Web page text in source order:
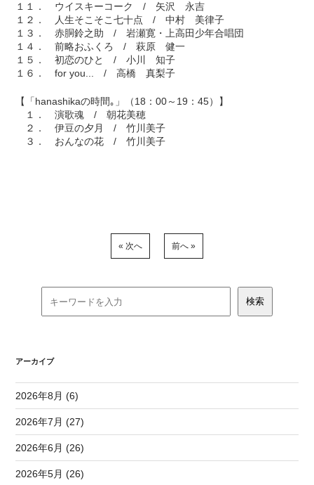
１１． ウイスキーコーク / 矢沢 永吉
１２． 人生そこそこ七十点 / 中村 美律子
１３． 赤胴鈴之助 / 岩瀬寛・上高田少年合唱団
１４． 前略おふくろ / 萩原 健一
１５． 初恋のひと / 小川 知子
１６． for you... / 高橋 真梨子
【「hanashikaの時間｡」（18：00～19：45）】
１． 演歌魂 / 朝花美穂
２． 伊豆の夕月 / 竹川美子
３． おんなの花 / 竹川美子
« 次へ 前へ »
アーカイブ
2026年8月 (6)
2026年7月 (27)
2026年6月 (26)
2026年5月 (26)